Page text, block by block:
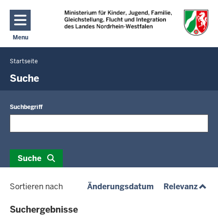
Direkt zum Inhalt
Menu
Navigation aktivieren/deaktivieren: Hauptmenü
Sie
befinden
Startseite
Suche
Suchbegriff
Suche
Sortieren nach Änderungsdatum (absteigend)
Relevanz
Suchergebnisse